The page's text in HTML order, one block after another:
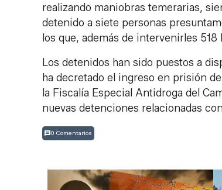
realizando maniobras temerarias,
detenido a siete personas
los que, además de intervenirles
Los detenidos han sido puestos a
ha decretado el ingreso en prisión
la Fiscalía Especial Antidroga del
nuevas detenciones relacionadas
0 Comentarios